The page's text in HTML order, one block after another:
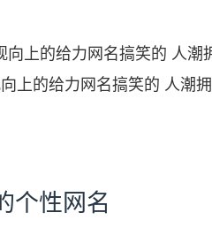
上的给力网名搞笑的 人潮
个性网名